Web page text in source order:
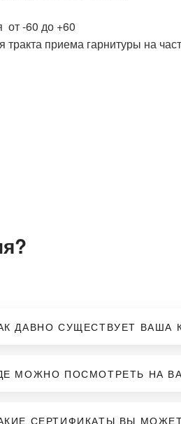
от -60 до +60
тракта приема гарнитуры на
ДАВНО СУЩЕСТВУЕТ ВАША
МОЖНО ПОСМОТРЕТЬ НА
СЕРТИФИКАТЫ ВЫ